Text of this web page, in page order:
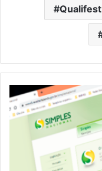
Qualifest
Micro
e
pequenas
empresas,